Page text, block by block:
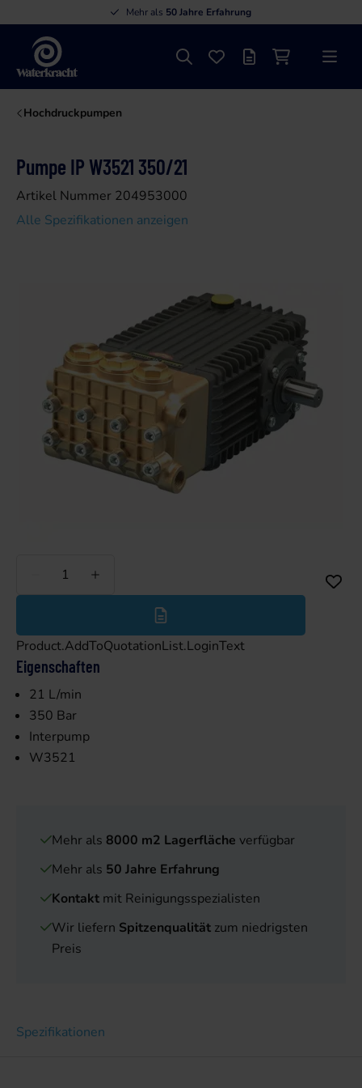
Mehr als 50 Jahre Erfahrung
Waterkracht
SucheFavoritenAngebotslisteMenü
Hochdruckpumpen
Pumpe IP W3521 350/21
Artikel Nummer 204953000
Alle Spezifikationen anzeigen
Weniger
Product.AddToQuotationList.LoginText
Eigenschaften
21 L/min
350 Bar
Interpump
W3521
Mehr als 8000 m2 Lagerfläche verfügbar
Mehr als 50 Jahre Erfahrung
Kontakt mit Reinigungsspezialisten
Wir liefern Spitzenqualität zum niedrigsten
Preis
Spezifikationen